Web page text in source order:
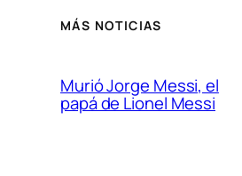
MÁS NOTICIAS
Murió Jorge Messi, el
papá de Lionel Messi